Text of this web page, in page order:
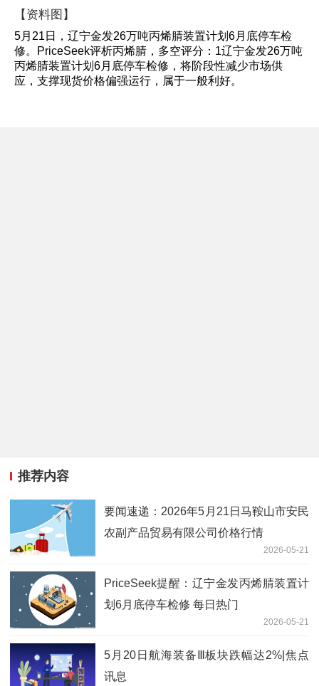
【资料图】
5月21日，辽宁金发26万吨丙烯腈装置计划6月底停车检
修。PriceSeek评析丙烯腈，多空评分：1辽宁金发26万吨
丙烯腈装置计划6月底停车检修，将阶段性减少市场供
应，支撑现货价格偏强运行，属于一般利好。
推荐内容
要闻速递：2026年5月21日马鞍山市安民
农副产品贸易有限公司价格行情
2026-05-21
PriceSeek提醒：辽宁金发丙烯腈装置计
划6月底停车检修 每日热门
2026-05-21
5月20日航海装备Ⅲ板块跌幅达2%|焦点
讯息